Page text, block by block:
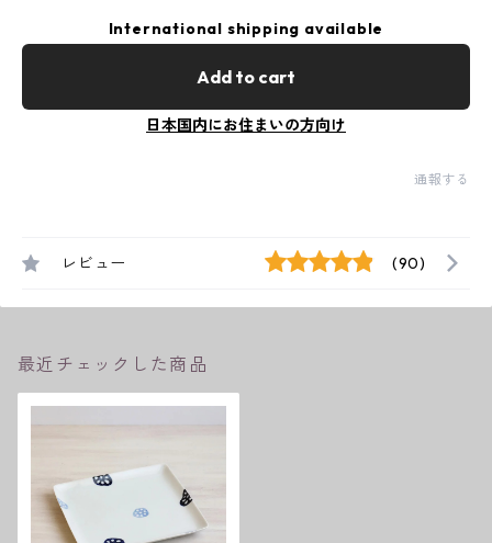
International shipping available
Add to cart
日本国内にお住まいの方向け
通報する
レビュー (90)
最近チェックした商品